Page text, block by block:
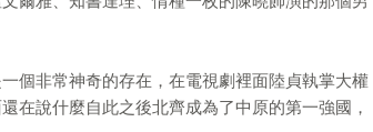
個非常神奇的存在，在電視劇裡面陸貞執掌大權
在說什麼自此之後北齊成為了中原的第一強國，